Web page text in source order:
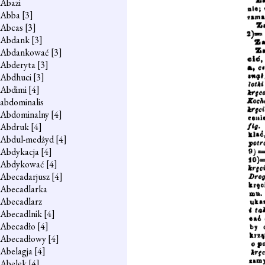
Abazi
Abba[3]
Abcas [3]
Abdank[3]
Abdankować [3]
Abderyta[3]
Abdhuci[3]
Abdimi[4]
abdominalis
Abdominalny[4]
Abdruk[4]
Abdul-medżyd[4]
Abdykacja[4]
Abdykować [4]
Abecadarjusz[4]
Abecadlarka
Abecadlarz
Abecadlnik[4]
Abecadło [4]
Abecadłowy[4]
Abelagja[4]